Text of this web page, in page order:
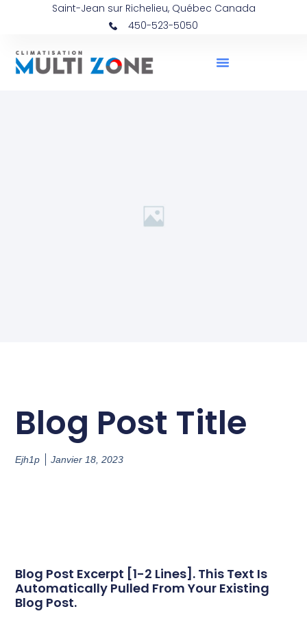
Saint-Jean sur Richelieu, Québec Canada
450-523-5050
Blog Post Title
Ejh1p Janvier 18, 2023
Blog Post Excerpt [1-2 Lines]. This Text Is
Automatically Pulled From Your Existing
Blog Post.